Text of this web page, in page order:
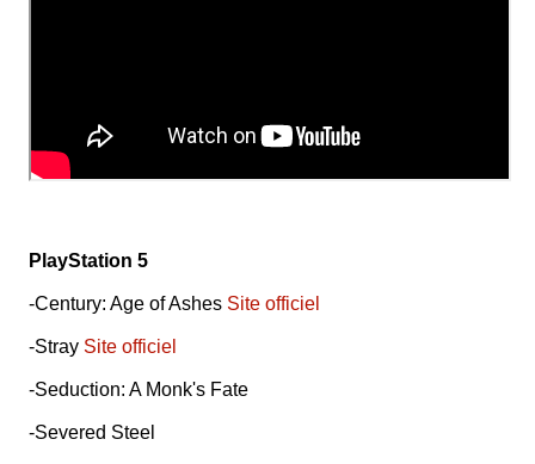
PlayStation 5
-Century: Age of Ashes Site officiel
-Stray Site officiel
-Seduction: A Monk's Fate
-Severed Steel